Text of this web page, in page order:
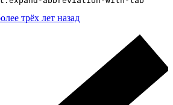
трёх лет назад